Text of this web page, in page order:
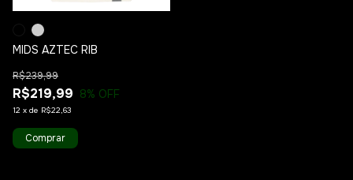
MIDS AZTEC RIB
R$219,99
R$239,99
8% OFF
12 x de R$22,63
Comprar